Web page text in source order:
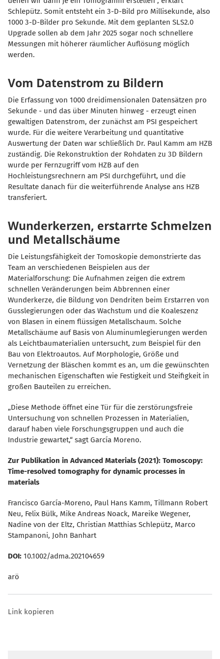
Schlepütz. Somit entsteht ein 3-D-Bild pro Millisekunde, also
1000 3-D-Bilder pro Sekunde. Mit dem geplanten SLS2.0
Upgrade sollen ab dem Jahr 2025 sogar noch schnellere
Messungen mit höherer räumlicher Auflösung möglich
werden.
Vom Datenstrom zu Bildern
Die Erfassung von 1000 dreidimensionalen Datensätzen pro
Sekunde - und das über Minuten hinweg - erzeugt einen
gewaltigen Datenstrom, der zunächst am PSI gespeichert
wurde. Für die weitere Verarbeitung und quantitative
Auswertung der Daten war schließlich Dr. Paul Kamm am HZB
zuständig. Die Rekonstruktion der Rohdaten zu 3D Bildern
wurde per Fernzugriff vom HZB auf den
Hochleistungsrechnern am PSI durchgeführt, und die
Resultate danach für die weiterführende Analyse ans HZB
transferiert.
Wunderkerzen, erstarrte Schmelzen
und Metallschäume
Die Leistungsfähigkeit der Tomoskopie demonstrierte das
Team an verschiedenen Beispielen aus der
Materialforschung: Die Aufnahmen zeigen die extrem
schnellen Veränderungen beim Abbrennen einer
Wunderkerze, die Bildung von Dendriten beim Erstarren von
Gusslegierungen oder das Wachstum und die Koaleszenz
von Blasen in einem flüssigen Metallschaum. Solche
Metallschäume auf Basis von Aluminumlegierungen werden
als Leichtbaumaterialien untersucht, zum Beispiel für den
Bau von Elektroautos. Auf Morphologie, Größe und
Vernetzung der Bläschen kommt es an, um die gewünschten
mechanischen Eigenschaften wie Festigkeit und Steifigkeit in
großen Bauteilen zu erreichen.
Diese Methode öffnet eine Tür für die zerstörungsfreie
Untersuchung von schnellen Prozessen in Materialien,
darauf haben viele Forschungsgruppen und auch die
Industrie gewartet,“ sagt García Moreno.
Zur Publikation in Advanced Materials (2021): Tomoscopy:
Time-resolved tomography for dynamic processes in
materials
Francisco García-Moreno, Paul Hans Kamm, Tillmann Robert
Neu, Felix Bülk, Mike Andreas Noack, Mareike Wegener,
Nadine von der Eltz, Christian Matthias Schlepütz, Marco
Stampanoni, John Banhart
DOI: 10.1002/adma.202104659
arö
Link kopieren